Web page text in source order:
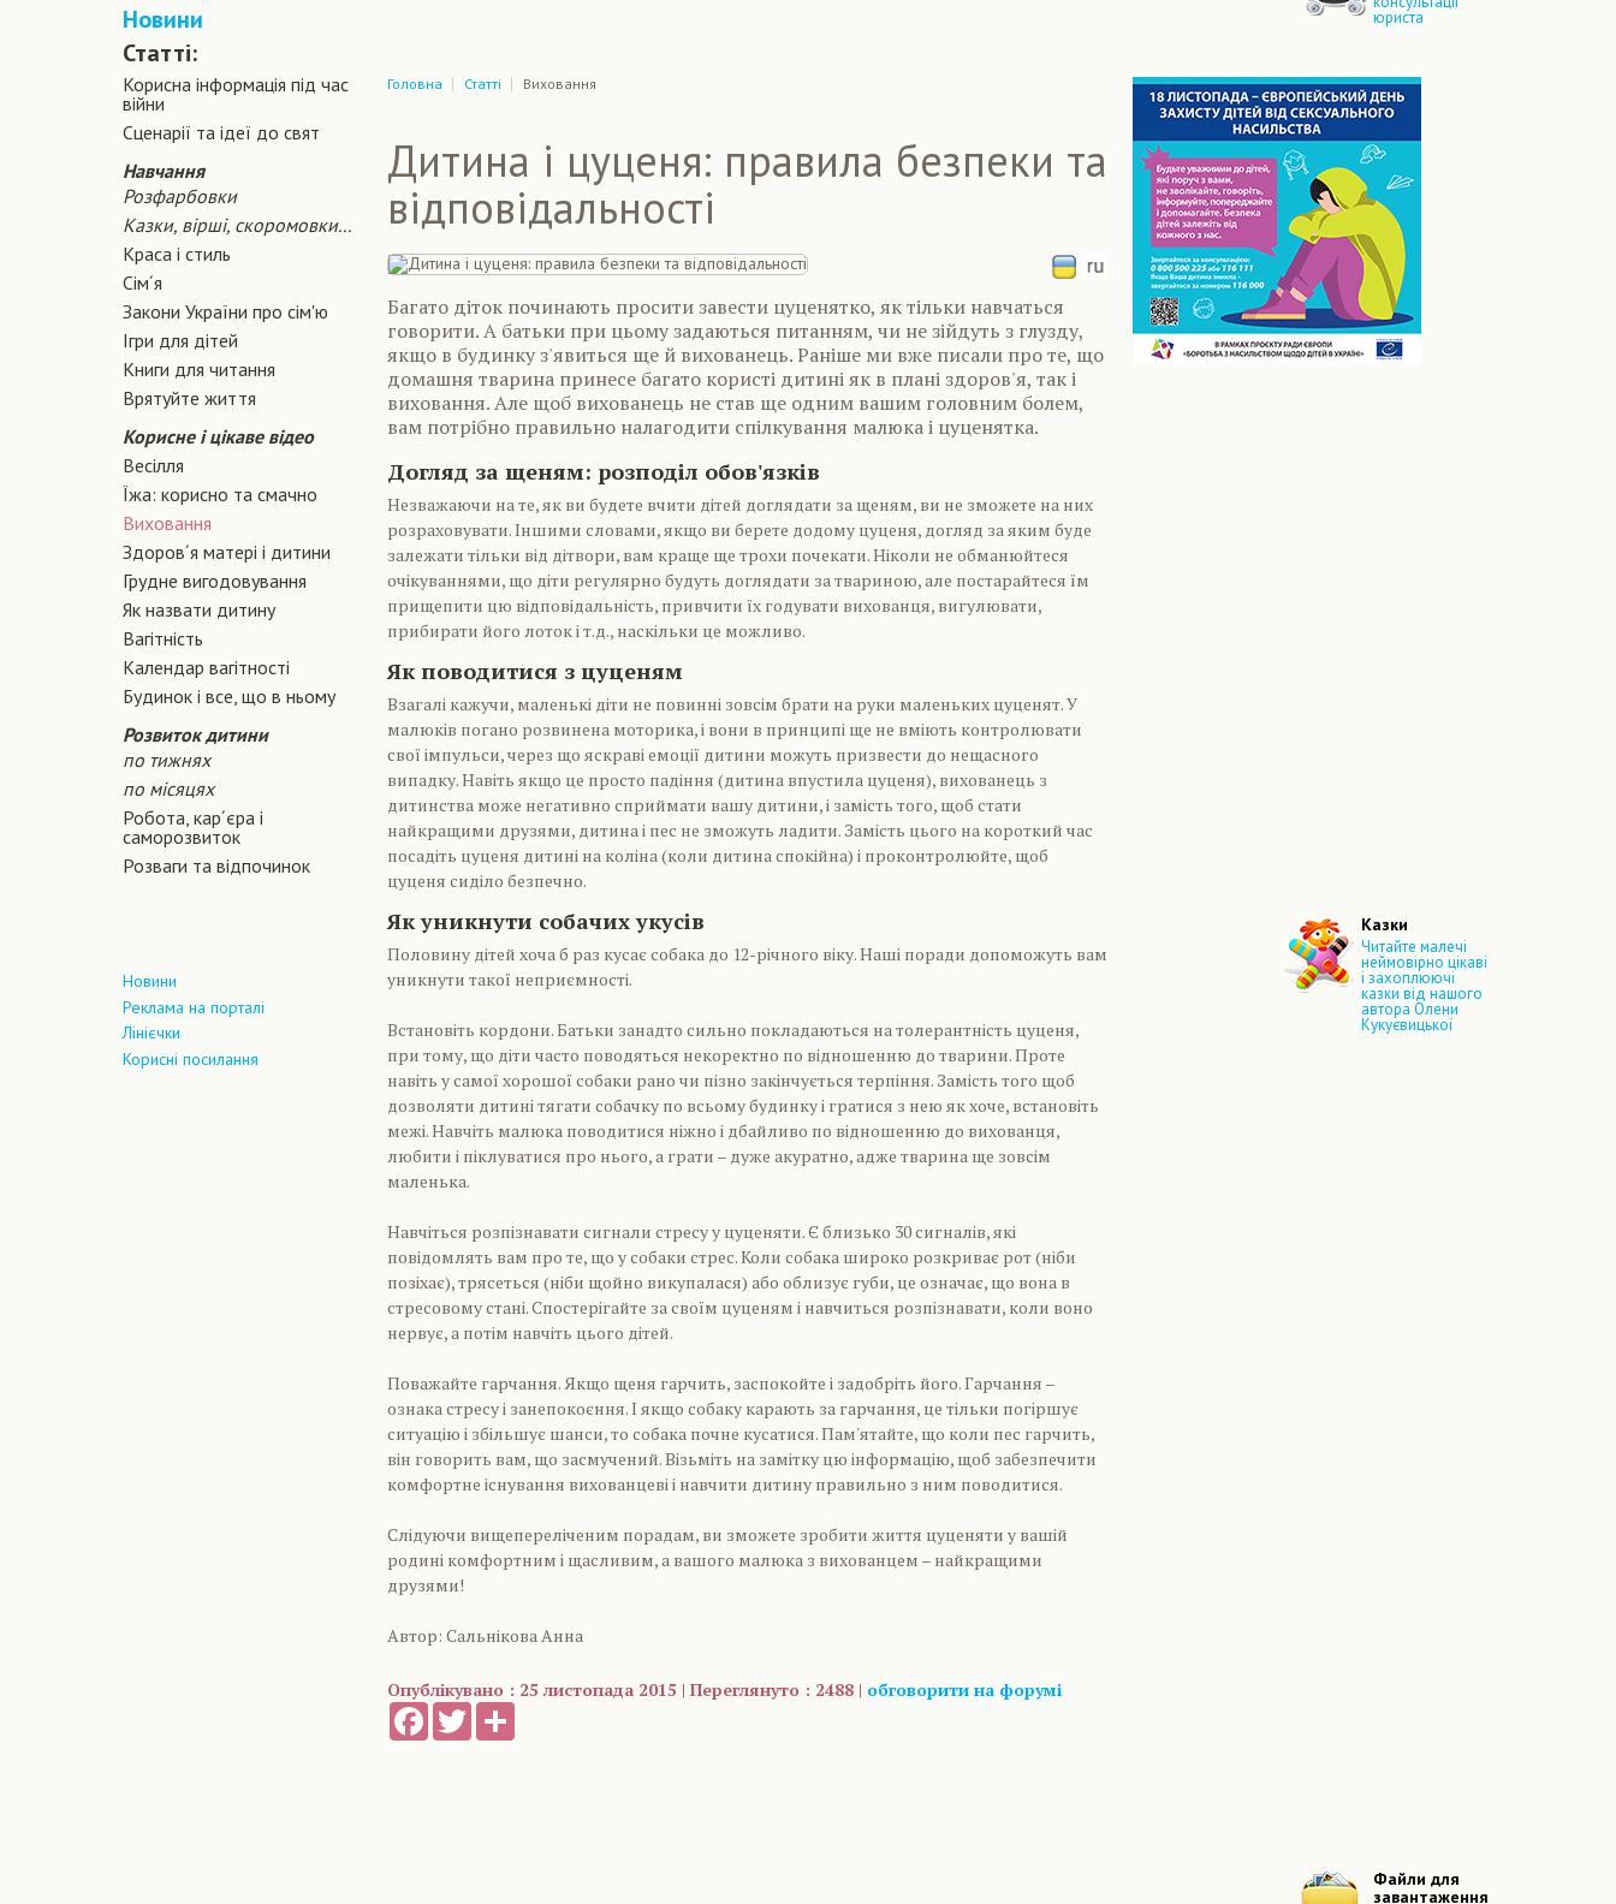
Новини
Статті:
Корисна інформація під час
війни
Сценарiї та iдеї до свят
Навчання
Розфарбовки
Казки, вірші, скоромовки...
Краса і стиль
Сiм´я
Закони України про сiм'ю
Ігри для дітей
Книги для читання
Врятуйте життя
Корисне і цікаве відео
Весілля
Їжа: корисно та смачно
Виховання
Здоров´я матері і дитини
Грудне вигодовування
Як назвати дитину
Вагiтнiсть
Календар вагітності
Будинок і все, що в ньому
Розвиток дитини
по тижнях
по місяцях
Робота, кар´єра і
саморозвиток
Розваги та відпочинок
Новини
Реклама на порталі
Лінієчки
Корисні посилання
юриста
Головна Статті Виховання
Дитина і цуценя: правила безпеки та
відповідальності
Багато діток починають просити завести цуценятко, як тільки навчаться
говорити. А батьки при цьому задаються питанням, чи не зійдуть з глузду,
якщо в будинку з'явиться ще й вихованець. Раніше ми вже писали про те, що
домашня тварина принесе багато користі дитині як в плані здоров'я, так і
виховання. Але щоб вихованець не став ще одним вашим головним болем,
вам потрібно правильно налагодити спілкування малюка і цуценятка.
Догляд за щеням: розподіл обов'язків
Незважаючи на те, як ви будете вчити дітей доглядати за щеням, ви не зможете на них
розраховувати. Іншими словами, якщо ви берете додому цуценя, догляд за яким буде
залежати тільки від дітвори, вам краще ще трохи почекати. Ніколи не обманюйтеся
очікуваннями, що діти регулярно будуть доглядати за твариною, але постарайтеся їм
прищепити цю відповідальність, привчити їх годувати вихованця, вигулювати,
прибирати його лоток і т.д., наскільки це можливо.
Як поводитися з цуценям
Взагалі кажучи, маленькі діти не повинні зовсім брати на руки маленьких цуценят. У
малюків погано розвинена моторика, і вони в принципі ще не вміють контролювати
свої імпульси, через що яскраві емоції дитини можуть призвести до нещасного
випадку. Навіть якщо це просто падіння (дитина впустила цуценя), вихованець з
дитинства може негативно сприймати вашу дитини, і замість того, щоб стати
найкращими друзями, дитина і пес не зможуть ладити. Замість цього на короткий час
посадіть цуценя дитині на коліна (коли дитина спокійна) і проконтролюйте, щоб
цуценя сиділо безпечно.
Як уникнути собачих укусів
Половину дітей хоча б раз кусає собака до 12-річного віку. Наші поради допоможуть вам
уникнути такої неприємності.
Встановіть кордони. Батьки занадто сильно покладаються на толерантність цуценя,
при тому, що діти часто поводяться некоректно по відношенню до тварини. Проте
навіть у самої хорошої собаки рано чи пізно закінчується терпіння. Замість того щоб
дозволяти дитині тягати собачку по всьому будинку і гратися з нею як хоче, встановіть
межі. Навчіть малюка поводитися ніжно і дбайливо по відношенню до вихованця,
любити і піклуватися про нього, а грати – дуже акуратно, адже тварина ще зовсім
маленька.
Навчіться розпізнавати сигнали стресу у цуценяти. Є близько 30 сигналів, які
повідомлять вам про те, що у собаки стрес. Коли собака широко розкриває рот (ніби
позіхає), трясеться (ніби щойно викупалася) або облизує губи, це означає, що вона в
стресовому стані. Спостерігайте за своїм цуценям і навчиться розпізнавати, коли воно
нервує, а потім навчіть цього дітей.
Поважайте гарчання. Якщо щеня гарчить, заспокойте і задобріть його. Гарчання –
ознака стресу і занепокоєння. І якщо собаку карають за гарчання, це тільки погіршує
ситуацію і збільшує шанси, то собака почне кусатися. Пам'ятайте, що коли пес гарчить,
він говорить вам, що засмучений. Візьміть на замітку цю інформацію, щоб забезпечити
комфортне існування вихованцеві і навчити дитину правильно з ним поводитися.
Слідуючи вищепереліченим порадам, ви зможете зробити життя цуценяти у вашій
родині комфортним і щасливим, а вашого малюка з вихованцем – найкращими
друзями!
Автор: Сальнікова Анна
Опублікувано : 25 листопада 2015 | Переглянуто : 2488 | обговорити на форумі
FacebookTwitter
Казки
Читайте малечі
неймовірно цікаві
і захоплюючі
казки від нашого
автора Олени
Кукуєвицької
Файли для
завантаження